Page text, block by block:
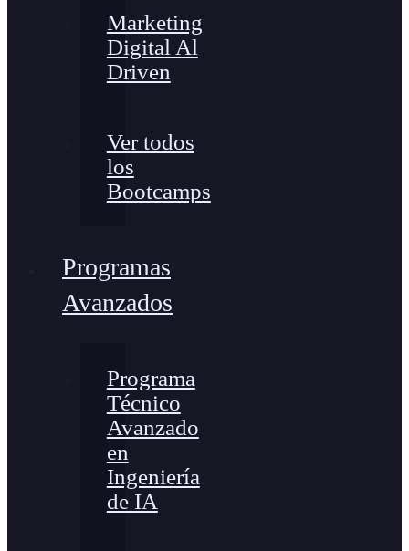
Marketing
Digital Al
Driven
Ver todos
los
Bootcamps
Programas
Avanzados
Programa
Técnico
Avanzado
en
Ingeniería
de IA